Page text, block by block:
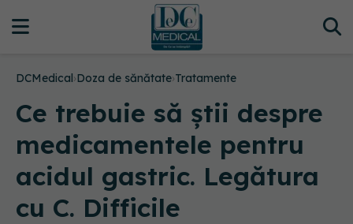
DCMedical›Doza de sănătate›Tratamente
Ce trebuie să știi despre
medicamentele pentru
acidul gastric. Legătura
cu C. Difficile